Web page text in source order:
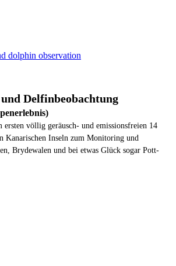
Delfinbeobachtung
ersten völlig geräusch- und emissionsfreien 14
Kanarischen Inseln zum Monitoring und
Brydewalen und bei etwas Glück sogar Pott-